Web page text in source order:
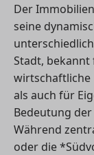
Der
seine
Stadt,
wirtschaftliche
als auch für
Bedeutung
Während
oder die